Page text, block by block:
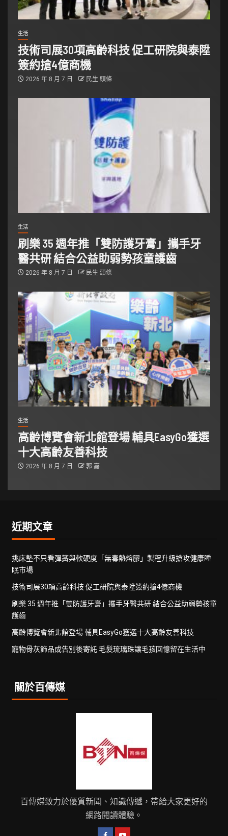
生活
技術司展30項高齡科技 促工研院與泰陞
簽約搶4億商機
2026 年 8 月 7 日 民生 頭條
生活
刷樂 35 週年推「雙防護牙膏」攜手牙
醫共研 結合公益助弱勢孩童護齒
2026 年 8 月 7 日 民生 頭條
生活
高齡博覽會新北館登場 輔具EasyGo獲選
十大高齡友善科技
2026 年 8 月 7 日 郭 嘉
近期文章
挑床墊不只看彈簧與軟硬度「無毒熱熔膠」製程升級搶攻健康睡
眠市場
技術司展30項高齡科技 促工研院與泰陞簽約搶4億商機
刷樂 35 週年推「雙防護牙膏」攜手牙醫共研 結合公益助弱勢孩童
護齒
高齡博覽會新北館登場 輔具EasyGo獲選十大高齡友善科技
寵物骨灰飾品成告別後寄託 毛髮琉璃珠讓毛孩回憶留在生活中
關於百傳媒
百傳媒致力於優質新聞、知識傳遞，帶給大家更好的
網路閱讀體驗。